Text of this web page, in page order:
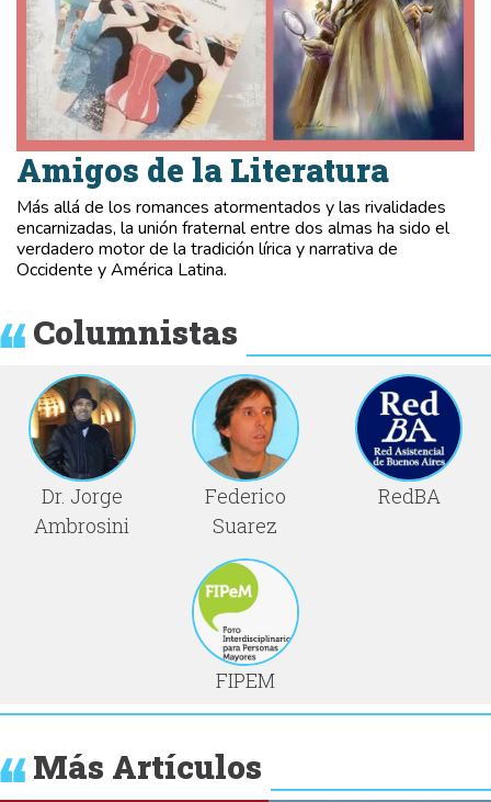
Amigos de la Literatura
Más allá de los romances atormentados y las rivalidades
encarnizadas, la unión fraternal entre dos almas ha sido el
verdadero motor de la tradición lírica y narrativa de
Occidente y América Latina.
Columnistas
Dr. Jorge
Ambrosini
Federico
Suarez
RedBA
FIPEM
Más Artículos